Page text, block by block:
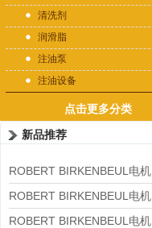
清洗剂
润滑脂
注油泵
注油设备
点击更多分类
新品推荐
ROBERT BIRKENBEUL电机
8APE225M-4-IE3
ROBERT BIRKENBEUL电机
8APE180L-4 IE3
ROBERT BIRKENBEUL电机